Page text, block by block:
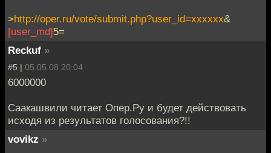
>http://oper.ru/vote/submit.php?user_id=xxxxxx&
[user_md]5=
Reckuf »
#5 | 05.05.08 20:04
6000000
Саакашвили читает Опер.Ру и будет действовать
исходя из результатов голосования?!!
vovikz »